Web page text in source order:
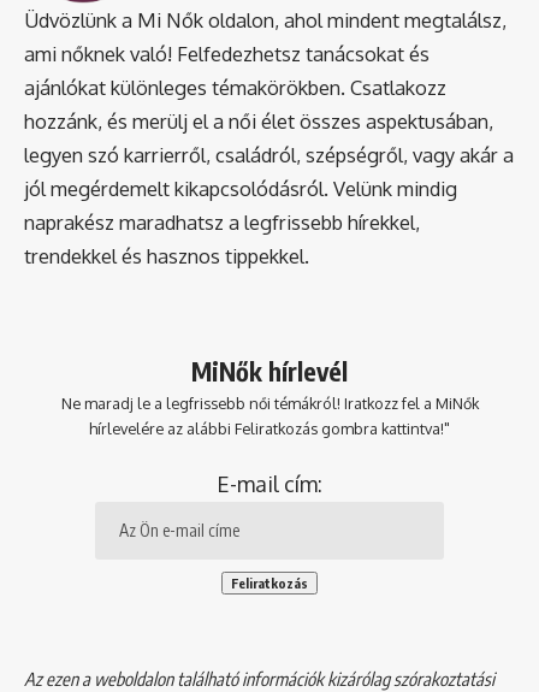
Üdvözlünk a Mi Nők oldalon, ahol mindent megtalálsz,
ami nőknek való! Felfedezhetsz tanácsokat és
ajánlókat különleges témakörökben. Csatlakozz
hozzánk, és merülj el a női élet összes aspektusában,
legyen szó karrierről, családról, szépségről, vagy akár a
jól megérdemelt kikapcsolódásról. Velünk mindig
naprakész maradhatsz a legfrissebb hírekkel,
trendekkel és hasznos tippekkel.
MiNők hírlevél
Ne maradj le a legfrissebb női témákról! Iratkozz fel a MiNők
hírlevelére az alábbi Feliratkozás gombra kattintva!"
E-mail cím:
Az ezen a weboldalon található információk kizárólag szórakoztatási